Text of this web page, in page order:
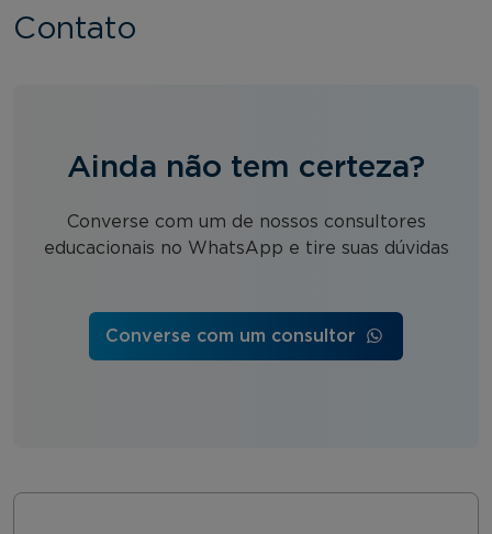
Contato
Ainda não tem certeza?
Converse com um de nossos consultores
educacionais no WhatsApp e tire suas dúvidas
Converse com um consultor